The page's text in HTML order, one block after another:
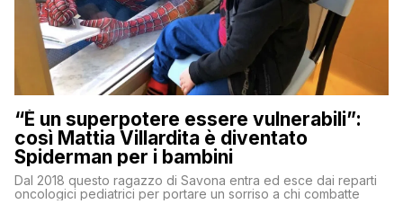
“È un superpotere essere vulnerabili”:
così Mattia Villardita è diventato
Spiderman per i bambini
Dal 2018 questo ragazzo di Savona entra ed esce dai reparti
oncologici pediatrici per portare un sorriso a chi combatte